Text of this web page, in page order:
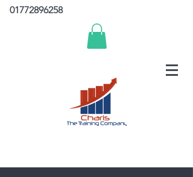
01772896258